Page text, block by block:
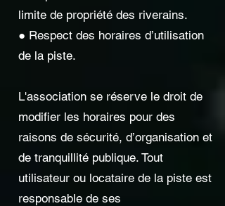
limite de propriété des riverains.
● Respect des horaires d’utilisation
de la piste.
L'association se réserve le droit de
modifier les horaires pour des
raisons de sécurité, d’organisation et
de tranquillité publique. Tout
utilisateur ou locataire de la piste est
responsable de ses